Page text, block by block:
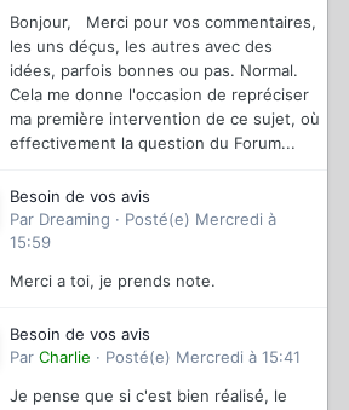
Bonjour, Merci pour vos commentaires,
les uns déçus, les autres avec des
idées, parfois bonnes ou pas. Normal.
Cela me donne l'occasion de repréciser
ma première intervention de ce sujet, où
effectivement la question du Forum...
Besoin de vos avis
Par Dreaming · Posté(e) Mercredi à
15:59
Merci a toi, je prends note.
Besoin de vos avis
Par Charlie · Posté(e) Mercredi à 15:41
Je pense que si c'est bien réalisé, le